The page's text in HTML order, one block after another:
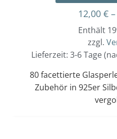
12,00 € –
Enthält
zzgl.
Lieferzeit: 3-6 Tage
80 facettierte
Zubehör in 925er